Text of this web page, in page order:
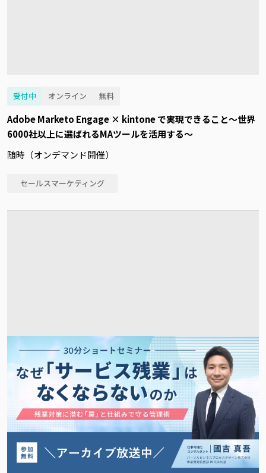
受付中 オンライン 無料
Adobe Marketo Engage × kintone で実現できること～世界
6000社以上に選ばれるMAツールを活用する～
随時（オンデマンド開催）
セールスマーケティング